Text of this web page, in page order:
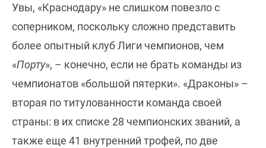
Увы, «Краснодару» не слишком повезло с
соперником, поскольку сложно представить
более опытный клуб Лиги чемпионов, чем
«Порту», – конечно, если не брать команды из
чемпионатов «большой пятерки». «Драконы» –
вторая по титулованности команда своей
страны: в их списке 28 чемпионских званий, а
также еще 41 внутренний трофей, по две